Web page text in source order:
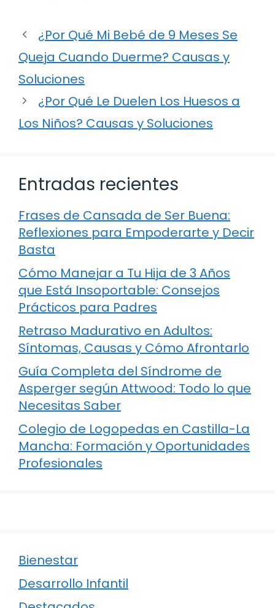
¿Por Qué Mi Bebé de 9 Meses Se
Queja Cuando Duerme? Causas y
Soluciones
¿Por Qué Le Duelen Los Huesos a
Los Niños? Causas y Soluciones
Entradas recientes
Frases de Cansada de Ser Buena:
Reflexiones para Empoderarte y Decir
Basta
Cómo Manejar a Tu Hija de 3 Años
que Está Insoportable: Consejos
Prácticos para Padres
Retraso Madurativo en Adultos:
Síntomas, Causas y Cómo Afrontarlo
Guía Completa del Síndrome de
Asperger según Attwood: Todo lo que
Necesitas Saber
Colegio de Logopedas en Castilla-La
Mancha: Formación y Oportunidades
Profesionales
Bienestar
Desarrollo Infantil